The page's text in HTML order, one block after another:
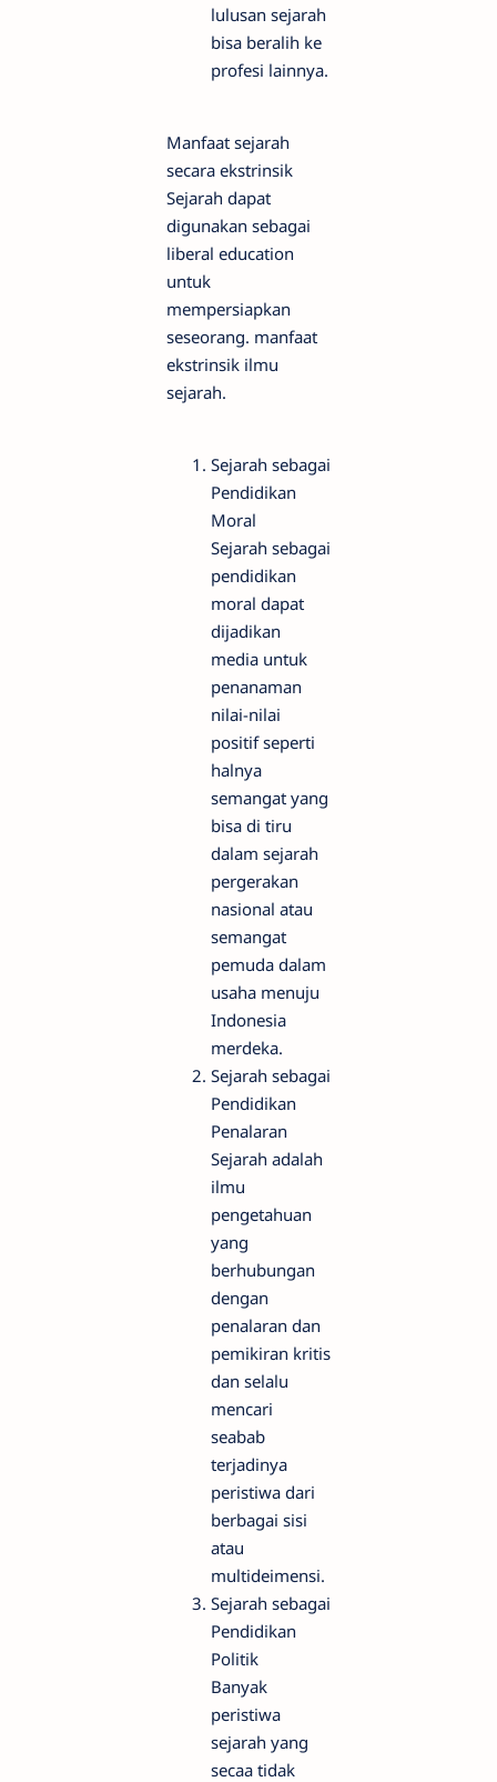
lulusan sejarah
bisa beralih ke
profesi lainnya.
Manfaat sejarah
secara ekstrinsik
Sejarah dapat
digunakan sebagai
liberal education
untuk
mempersiapkan
seseorang. manfaat
ekstrinsik ilmu
sejarah.
Sejarah sebagai
Pendidikan
Moral
Sejarah sebagai
pendidikan
moral dapat
dijadikan
media untuk
penanaman
nilai-nilai
positif seperti
halnya
semangat yang
bisa di tiru
dalam sejarah
pergerakan
nasional atau
semangat
pemuda dalam
usaha menuju
Indonesia
merdeka.
Sejarah sebagai
Pendidikan
Penalaran
Sejarah adalah
ilmu
pengetahuan
yang
berhubungan
dengan
penalaran dan
pemikiran kritis
dan selalu
mencari
seabab
terjadinya
peristiwa dari
berbagai sisi
atau
multideimensi.
Sejarah sebagai
Pendidikan
Politik
Banyak
peristiwa
sejarah yang
secaa tidak